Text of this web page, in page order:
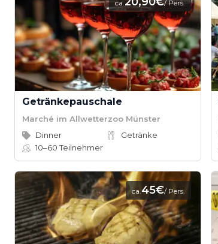
ca. / Pers.
Getränkepauschale
Marché im Allwetterzoo Münster
Dinner
Getränke
10–60Teilnehmer
ca.45€/ Pers.